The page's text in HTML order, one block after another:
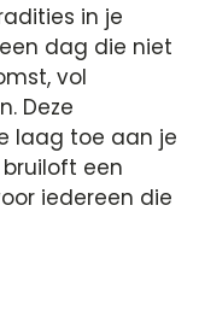
in je
dag die niet
vol
Deze
laag toe aan je
een
iedereen die